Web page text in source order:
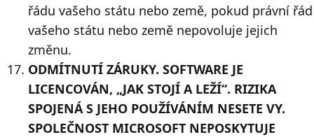
řádu vašeho státu nebo země, pokud právní řád
vašeho státu nebo země nepovoluje jejich
změnu.
ODMÍTNUTÍ ZÁRUKY. SOFTWARE JE
LICENCOVÁN, „JAK STOJÍ A LEŽÍ“. RIZIKA
SPOJENÁ S JEHO POUŽÍVÁNÍM NESETE VY.
SPOLEČNOST MICROSOFT NEPOSKYTUJE